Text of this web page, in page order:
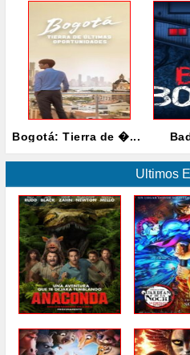
Bogotá: Tierra de �...
Ultimos